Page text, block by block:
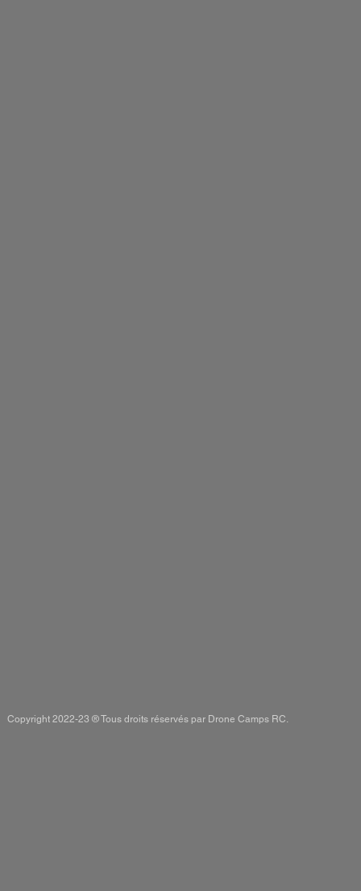
Copyright 2022-23 ® Tous droits réservés par Drone Camps RC.